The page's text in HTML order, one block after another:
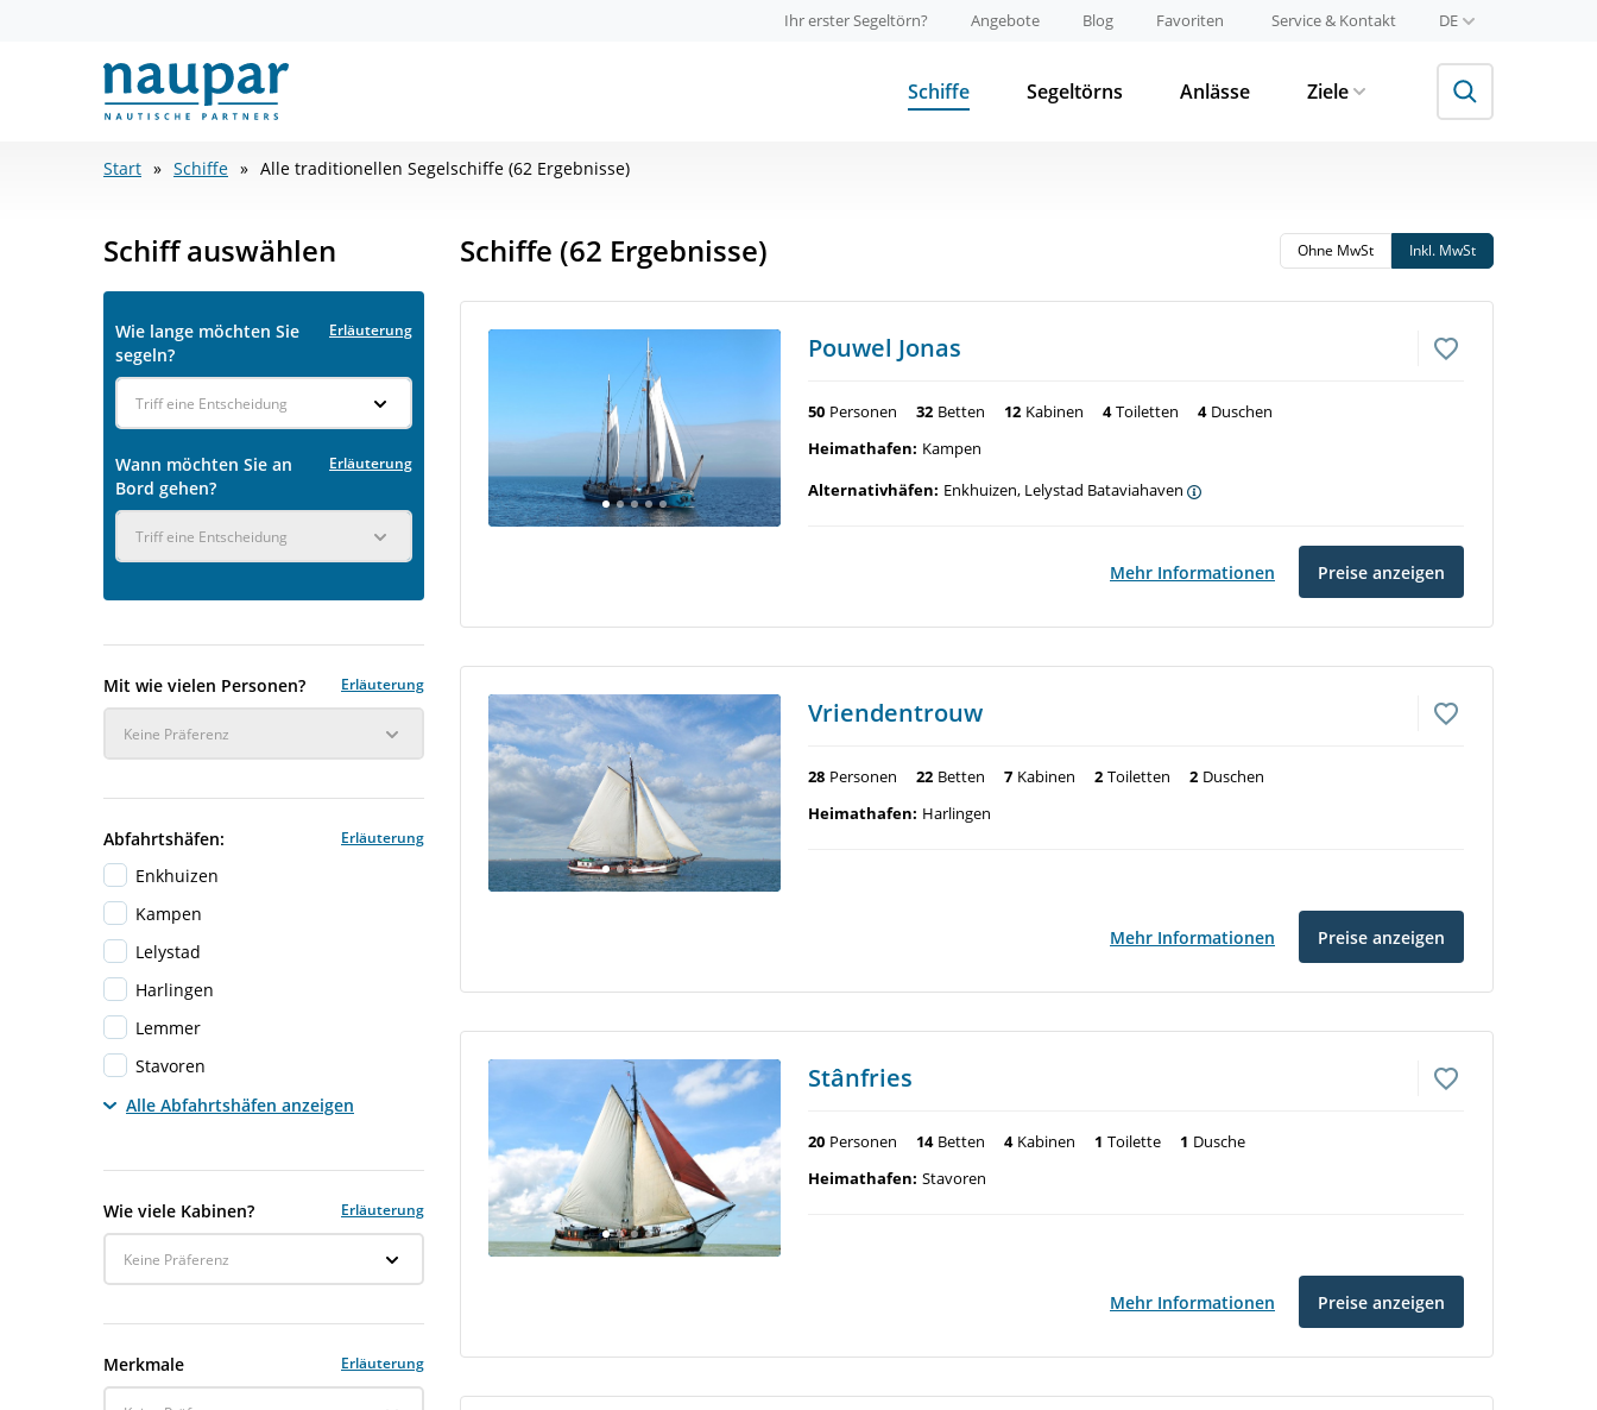
Ihr erster Segeltörn? Angebote Blog Favoriten Service & Kontakt DE
Schiffe Segeltörns Anlässe Ziele
Start Schiffe Alle traditionellen Segelschiffe (62 Ergebnisse)
Schiff auswählen
Wie lange möchten Sie
segeln?
Erläuterung
Triff eine Entscheidung
Wann möchten Sie an
Bord gehen?
Erläuterung
Triff eine Entscheidung
Mit wie vielen Personen? Erläuterung
Keine Präferenz
Abfahrtshäfen: Erläuterung
Enkhuizen
Kampen
Lelystad
Harlingen
Lemmer
Stavoren
Alle Abfahrtshäfen anzeigen
Wie viele Kabinen? Erläuterung
Keine Präferenz
Merkmale Erläuterung
Schiffe (62 Ergebnisse) Ohne MwSt Inkl. MwSt
Pouwel Jonas
50 Personen 32 Betten 12 Kabinen 4 Toiletten 4 Duschen
Heimathafen: Kampen
Alternativhäfen: Enkhuizen, Lelystad Bataviahaven
Mehr Informationen Preise anzeigen
Vriendentrouw
28 Personen 22 Betten 7 Kabinen 2 Toiletten 2 Duschen
Heimathafen: Harlingen
Mehr Informationen Preise anzeigen
Stânfries
20 Personen 14 Betten 4 Kabinen 1 Toilette 1 Dusche
Heimathafen: Stavoren
Mehr Informationen Preise anzeigen